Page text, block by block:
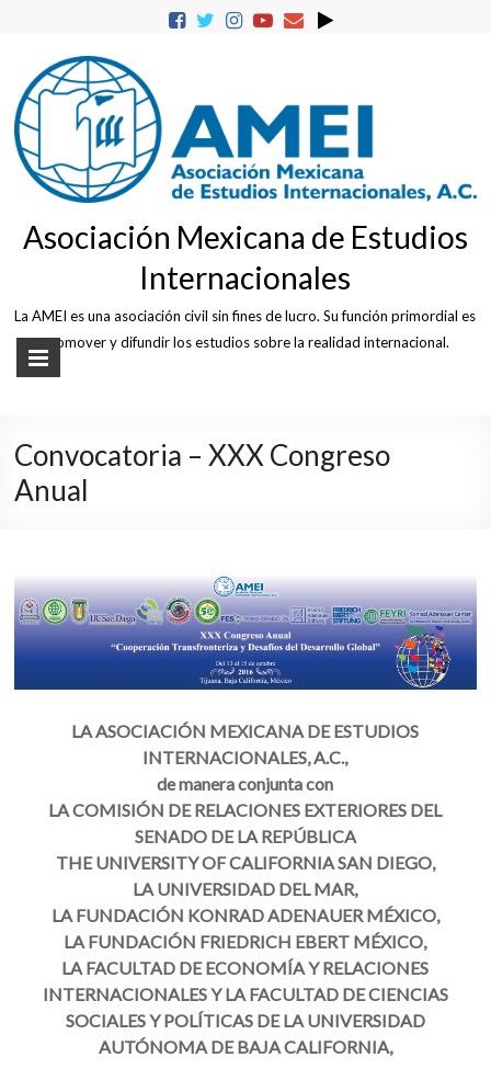
Asociación Mexicana de Estudios
Internacionales
La AMEI es una asociación civil sin fines de lucro. Su función primordial es
promover y difundir los estudios sobre la realidad internacional.
Convocatoria – XXX Congreso
Anual
LA ASOCIACIÓN MEXICANA DE ESTUDIOS
INTERNACIONALES, A.C.,
de manera conjunta con
LA COMISIÓN DE RELACIONES EXTERIORES DEL
SENADO DE LA REPÚBLICA
THE UNIVERSITY OF CALIFORNIA SAN DIEGO,
LA UNIVERSIDAD DEL MAR,
LA FUNDACIÓN KONRAD ADENAUER MÉXICO,
LA FUNDACIÓN FRIEDRICH EBERT MÉXICO,
LA FACULTAD DE ECONOMÍA Y RELACIONES
INTERNACIONALES Y LA FACULTAD DE CIENCIAS
SOCIALES Y POLÍTICAS DE LA UNIVERSIDAD
AUTÓNOMA DE BAJA CALIFORNIA,